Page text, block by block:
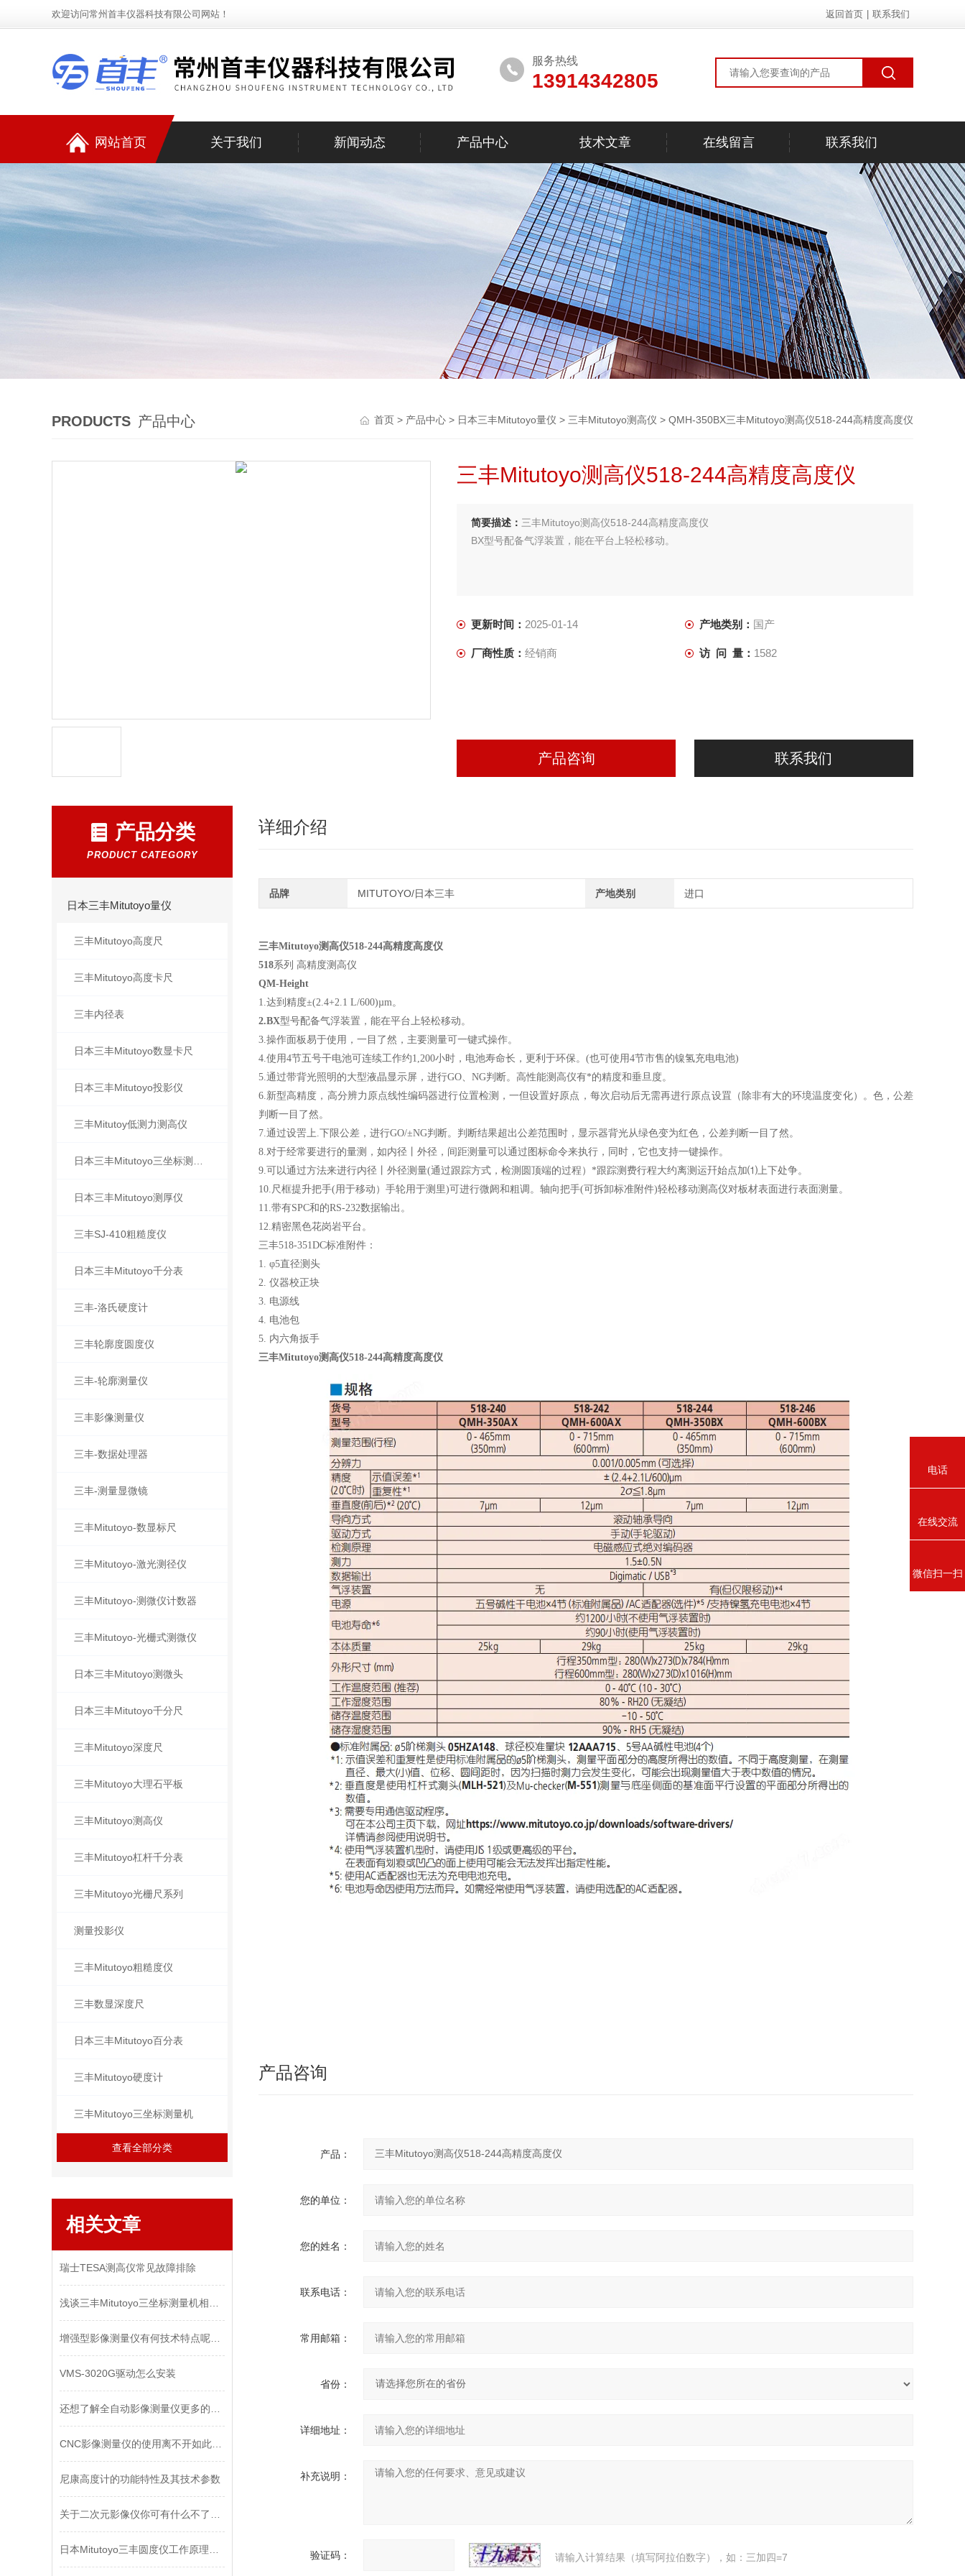
欢迎访问常州首丰仪器科技有限公司网站！ 返回首页 联系我们
服务热线
13914342805
网站首页 关于我们 新闻动态 产品中心 技术文章 在线留言 联系我们
PRODUCTS 产品中心 首页 > 产品中心 > 日本三丰Mitutoyo量仪 > 三丰Mitutoyo测高仪 > QMH-350BX三丰Mitutoyo测高仪518-244高精度高度仪
三丰Mitutoyo测高仪518-244高精度高度仪
简要描述： 三丰Mitutoyo测高仪518-244高精度高度仪
BX型号配备气浮装置，能在平台上轻松移动。
更新时间： 2025-01-14 产地类别： 国产
厂商性质： 经销商 访 问 量： 1582
产品咨询 联系我们
产品分类
PRODUCT CATEGORY
日本三丰Mitutoyo量仪
三丰Mitutoyo高度尺
三丰Mitutoyo高度卡尺
三丰内径表
日本三丰Mitutoyo数显卡尺
日本三丰Mitutoyo投影仪
三丰Mitutoy低测力测高仪
日本三丰Mitutoyo测厚仪
三丰SJ-410粗糙度仪
日本三丰Mitutoyo千分表
三丰-洛氏硬度计
三丰轮廓度圆度仪
三丰-轮廓测量仪
三丰影像测量仪
三丰-数据处理器
三丰-测量显微镜
三丰Mitutoyo-数显标尺
三丰Mitutoyo-激光测径仪
三丰Mitutoyo-测微仪计数器
三丰Mitutoyo-光栅式测微仪
日本三丰Mitutoyo测微头
日本三丰Mitutoyo千分尺
三丰Mitutoyo深度尺
三丰Mitutoyo大理石平板
三丰Mitutoyo测高仪
三丰Mitutoyo杠杆千分表
三丰Mitutoyo光栅尺系列
测量投影仪
三丰Mitutoyo粗糙度仪
三丰数显深度尺
日本三丰Mitutoyo百分表
三丰Mitutoyo硬度计
三丰Mitutoyo三坐标测量机
查看全部分类
相关文章
瑞士TESA测高仪常见故障排除
VMS-3020G驱动怎么安装
尼康高度计的功能特性及其技术参数
详细介绍
品牌 MITUTOYO/日本三丰 产地类别 进口
三丰Mitutoyo测高仪518-244高精度高度仪
518系列 高精度测高仪
QM-Height
1.达到精度±(2.4+2.1 L/600)µm。
2.BX型号配备气浮装置，能在平台上轻松移动。
3.操作面板易于使用，一目了然，主要测量可一键式操作。
4.使用4节五号干电池可连续工作约1,200小时，电池寿命长，更利于环保。 (也可使用4节市售的镍氢充电电池)
5.通过带背光照明的大型液晶显示屏，进行GO、NG判断。高性能测高仪有*的精度和垂旦度。
6.新型高精度，高分辨力原点线性编码器进行位置检测，一但设置好原点，每次启动后无需再进行原点设罝（除非有大的环境温度变化）。色，公差
判断一目了然。
7.通过设罟上.下限公差，进行GO/±NG判断。判断结果超出公差范围时，显示器背光从绿色变为红色，公差判断一目了然。
8.对于经常要进行的量测，如内径丨外径，间距测量可以通过图标命令来执行，同时，它也支持一键操作。
9.可以通过方法来进行内径丨外径测量(通过跟踪方式，检測圆顶端的过程）*跟踪测费行程大约离测运幵始点加⑴上下处争。
10. 尺框提升把手(用于移动）手轮用于测里)可进行微阏和粗调。轴向把手(可拆卸标准附件)轻松移动测高仪对板材表面进行表面测量。
11.带有SPC和的RS-232数据输出。
12.精密黑色花岗岩平台。
三丰518-351DC标准附件：
1. φ5直径测头
2. 仪器校正块
3. 电源线
4. 电池包
5. 内六角扳手
三丰Mitutoyo测高仪518-244高精度高度仪
产品咨询
产品：
您的单位：
您的姓名：
联系电话：
常用邮箱：
省份：
详细地址：
补充说明：
验证码： 请输入计算结果（填写阿拉伯数字），如：三加四=7
电话
在线交流
微信扫一扫